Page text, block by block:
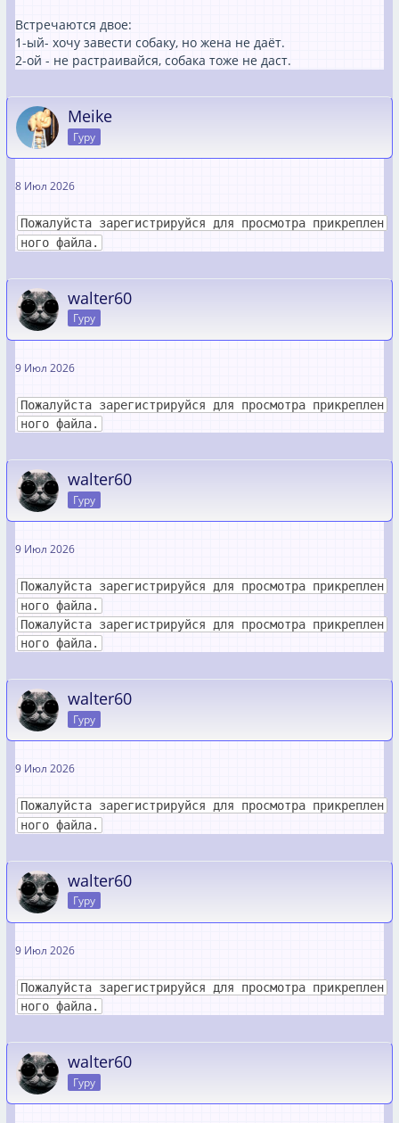
Встречаются двое:
1-ый- хочу завести собаку, но жена не даёт.
2-ой - не растраивайся, собака тоже не даст.
Meike
Гуру
8 Июл 2026
Пожалуйста зарегистрируйся для просмотра прикреплен
ного файла.
walter60
Гуру
9 Июл 2026
Пожалуйста зарегистрируйся для просмотра прикреплен
ного файла.
walter60
Гуру
9 Июл 2026
Пожалуйста зарегистрируйся для просмотра прикреплен
ного файла.
Пожалуйста зарегистрируйся для просмотра прикреплен
ного файла.
walter60
Гуру
9 Июл 2026
Пожалуйста зарегистрируйся для просмотра прикреплен
ного файла.
walter60
Гуру
9 Июл 2026
Пожалуйста зарегистрируйся для просмотра прикреплен
ного файла.
walter60
Гуру